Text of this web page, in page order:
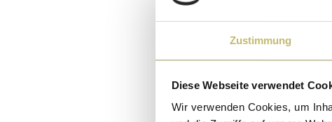
Zustimmung
Diese Webseite verwendet
Wir verwenden Cookies, um